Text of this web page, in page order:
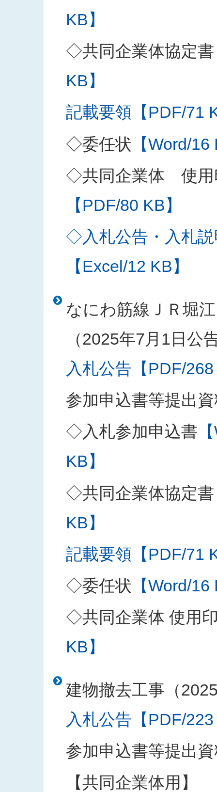
KB】
◇共同企業体協定書
KB】
記載要領【PDF/71
◇委任状 【Word/
◇共同企業体 使用
【PDF/80 KB】
◇入札公告・入札
【Excel/12 KB】
なにわ筋線ＪＲ堀
（2025年7月1日公
入札公告【PDF/
参加申込書等提出
◇入札参加申込書
KB】
◇共同企業体協定書
KB】
記載要領【PDF/71
◇委任状 【Word/
◇共同企業体 使用
KB】
建物撤去工事（
入札公告【PDF/
参加申込書等提出
【共同企業体用】